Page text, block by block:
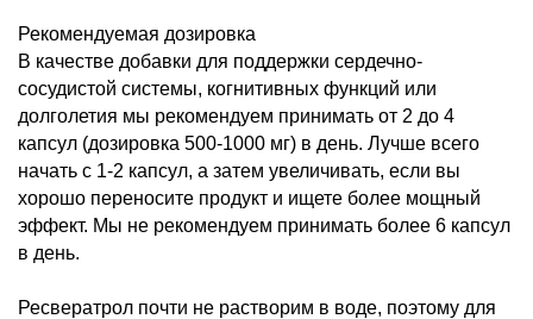
Рекомендуемая дозировка
В качестве добавки для поддержки сердечно-
сосудистой системы, когнитивных функций или
долголетия мы рекомендуем принимать от 2 до 4
капсул (дозировка 500-1000 мг) в день. Лучше всего
начать с 1-2 капсул, а затем увеличивать, если вы
хорошо переносите продукт и ищете более мощный
эффект. Мы не рекомендуем принимать более 6 капсул
в день.
Ресвератрол почти не растворим в воде, поэтому для